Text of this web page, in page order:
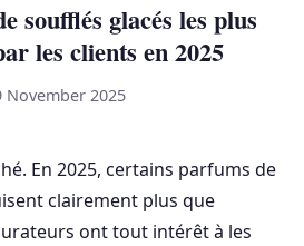
soufflés glacés les plus
les clients en 2025
November 2025
En 2025, certains parfums de
clairement plus que
ont tout intérêt à les